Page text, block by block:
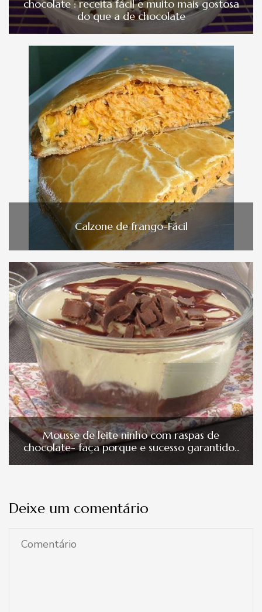
chocolate : receita fácil e muito mais gostosa
do que a de chocolate
Calzone de frango-Fácil
Mousse de leite ninho com raspas de
chocolate- faça porque e sucesso garantido..
Deixe um comentário